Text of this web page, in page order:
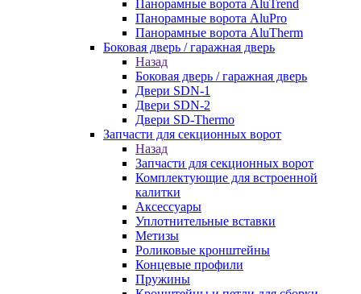
Панорамные ворота AluTrend
Панорамные ворота AluPro
Панорамные ворота AluTherm
Боковая дверь / гаражная дверь
Назад
Боковая дверь / гаражная дверь
Двери SDN-1
Двери SDN-2
Двери SD-Thermo
Запчасти для секционных ворот
Назад
Запчасти для секционных ворот
Комплектующие для встроенной
калитки
Аксессуары
Уплотнительные вставки
Метизы
Роликовые кронштейны
Концевые профили
Пружины